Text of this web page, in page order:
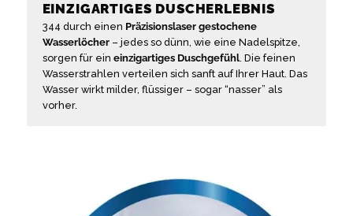
EINZIGARTIGES DUSCHERLEBNIS
344 durch einen Präzisionslaser gestochene
Wasserlöcher– jedes so dünn, wie eine Nadelspitze,
sorgen für ein einzigartiges Duschgefühl. Die feinen
Wasserstrahlen verteilen sich sanft auf Ihrer Haut. Das
Wasser wirkt milder, flüssiger – sogar “nasser” als
vorher.